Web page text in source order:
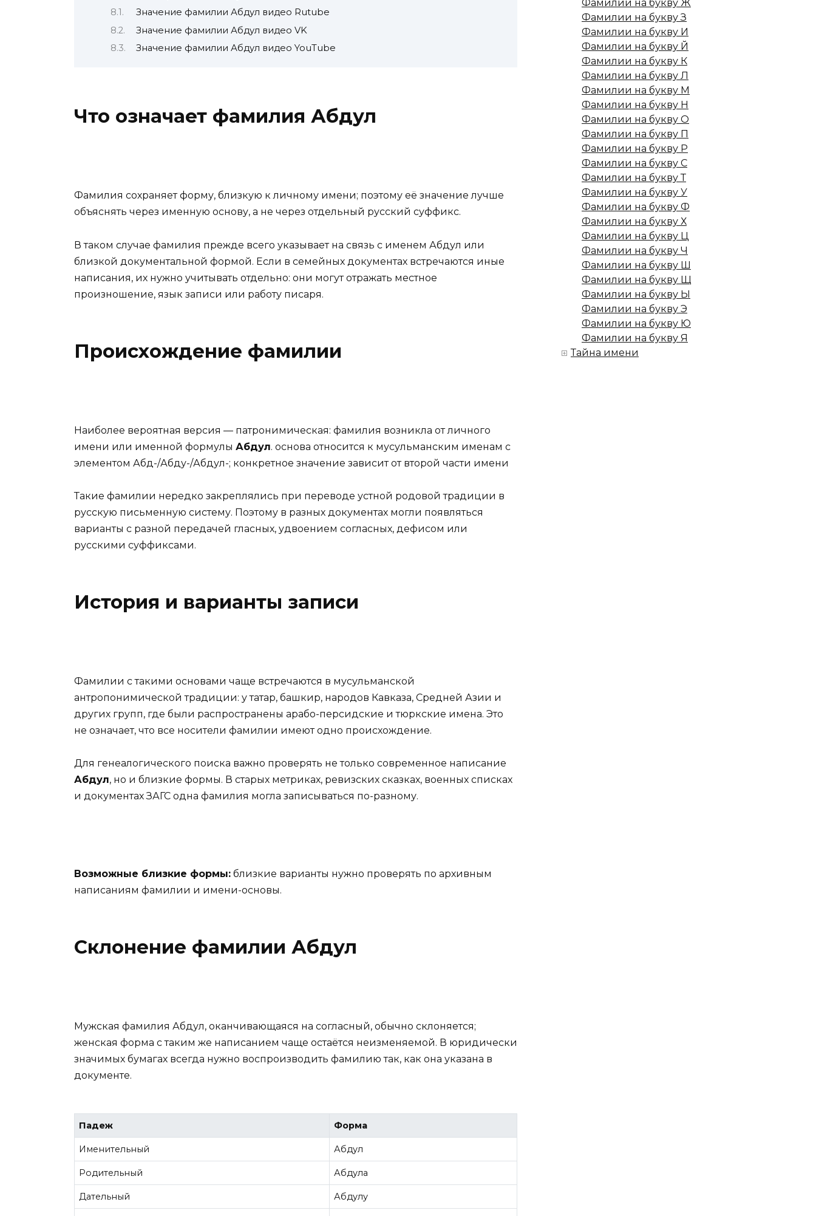
Значение фамилии Абдул видео Rutube
Значение фамилии Абдул видео VK
Значение фамилии Абдул видео YouTube
Что означает фамилия Абдул
Фамилия сохраняет форму, близкую к личному имени; поэтому её значение лучше
объяснять через именную основу, а не через отдельный русский суффикс.
В таком случае фамилия прежде всего указывает на связь с именем Абдул или
близкой документальной формой. Если в семейных документах встречаются иные
написания, их нужно учитывать отдельно: они могут отражать местное
произношение, язык записи или работу писаря.
Происхождение фамилии
Наиболее вероятная версия — патронимическая: фамилия возникла от личного
имени или именной формулы Абдул. основа относится к мусульманским именам с
элементом Абд-/Абду-/Абдул-; конкретное значение зависит от второй части имени
Такие фамилии нередко закреплялись при переводе устной родовой традиции в
русскую письменную систему. Поэтому в разных документах могли появляться
варианты с разной передачей гласных, удвоением согласных, дефисом или
русскими суффиксами.
История и варианты записи
Фамилии с такими основами чаще встречаются в мусульманской
антропонимической традиции: у татар, башкир, народов Кавказа, Средней Азии и
других групп, где были распространены арабо-персидские и тюркские имена. Это
не означает, что все носители фамилии имеют одно происхождение.
Для генеалогического поиска важно проверять не только современное написание
Абдул, но и близкие формы. В старых метриках, ревизских сказках, военных списках
и документах ЗАГС одна фамилия могла записываться по-разному.
Возможные близкие формы: близкие варианты нужно проверять по архивным
написаниям фамилии и имени-основы.
Склонение фамилии Абдул
Мужская фамилия Абдул, оканчивающаяся на согласный, обычно склоняется;
женская форма с таким же написанием чаще остаётся неизменяемой. В юридически
значимых бумагах всегда нужно воспроизводить фамилию так, как она указана в
документе.
Падеж Форма
Именительный Абдул
Родительный Абдула
Дательный Абдулу
Фамилии на букву Ж
Фамилии на букву З
Фамилии на букву И
Фамилии на букву Й
Фамилии на букву К
Фамилии на букву Л
Фамилии на букву М
Фамилии на букву Н
Фамилии на букву О
Фамилии на букву П
Фамилии на букву Р
Фамилии на букву С
Фамилии на букву Т
Фамилии на букву У
Фамилии на букву Ф
Фамилии на букву Х
Фамилии на букву Ц
Фамилии на букву Ч
Фамилии на букву Ш
Фамилии на букву Щ
Фамилии на букву Ы
Фамилии на букву Э
Фамилии на букву Ю
Фамилии на букву Я
Тайна имени